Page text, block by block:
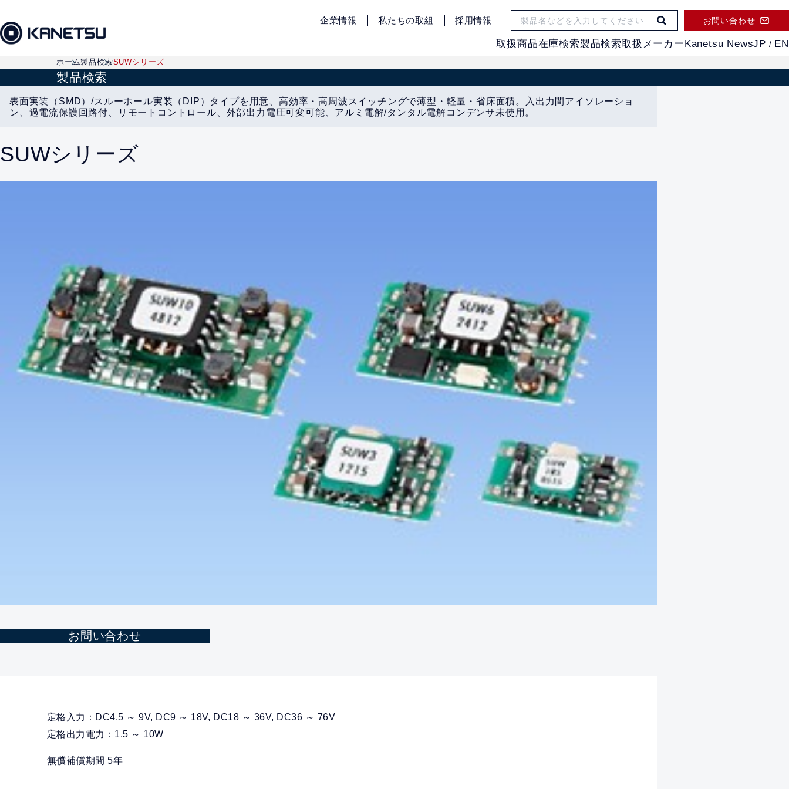
企業情報 私たちの取組 採用情報 お問い合わせ
取扱商品在庫検索製品検索取扱メーカーKanetsu NewsJP / EN
ホーム製品検索SUWシリーズ
製品検索
表面実装（SMD）/スルーホール実装（DIP）タイプを用意、高効率・高周波スイッチングで薄型・軽量・省床面積。入出力間アイソレーショ
ン、過電流保護回路付、リモートコントロール、外部出力電圧可変可能、アルミ電解/タンタル電解コンデンサ未使用。
SUWシリーズ
お問い合わせ
定格入力：DC4.5 ～ 9V, DC9 ～ 18V, DC18 ～ 36V, DC36 ～ 76V
定格出力電力：1.5 ～ 10W
無償補償期間 5年